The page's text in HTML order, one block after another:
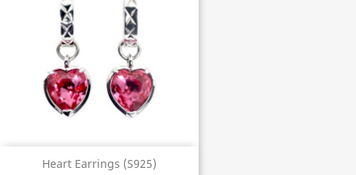
Heart Earrings (S925)